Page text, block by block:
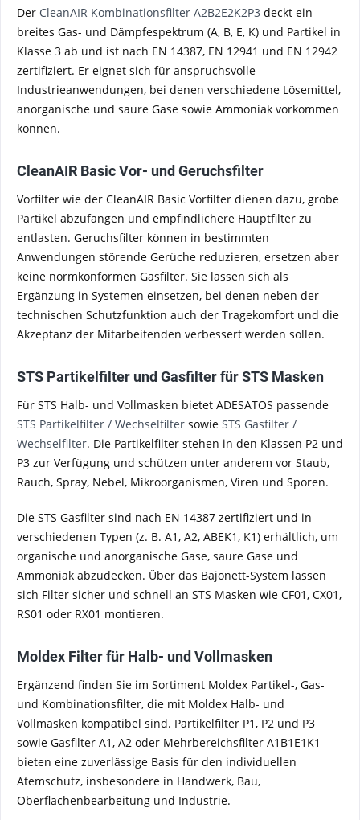
Der CleanAIR Kombinationsfilter A2B2E2K2P3 deckt ein
breites Gas- und Dämpfespektrum (A, B, E, K) und Partikel in
Klasse 3 ab und ist nach EN 14387, EN 12941 und EN 12942
zertifiziert. Er eignet sich für anspruchsvolle
Industrieanwendungen, bei denen verschiedene Lösemittel,
anorganische und saure Gase sowie Ammoniak vorkommen
können.
CleanAIR Basic Vor- und Geruchsfilter
Vorfilter wie der CleanAIR Basic Vorfilter dienen dazu, grobe
Partikel abzufangen und empfindlichere Hauptfilter zu
entlasten. Geruchsfilter können in bestimmten
Anwendungen störende Gerüche reduzieren, ersetzen aber
keine normkonformen Gasfilter. Sie lassen sich als
Ergänzung in Systemen einsetzen, bei denen neben der
technischen Schutzfunktion auch der Tragekomfort und die
Akzeptanz der Mitarbeitenden verbessert werden sollen.
STS Partikelfilter und Gasfilter für STS Masken
Für STS Halb- und Vollmasken bietet ADESATOS passende
STS Partikelfilter / Wechselfilter sowie STS Gasfilter /
Wechselfilter. Die Partikelfilter stehen in den Klassen P2 und
P3 zur Verfügung und schützen unter anderem vor Staub,
Rauch, Spray, Nebel, Mikroorganismen, Viren und Sporen.
Die STS Gasfilter sind nach EN 14387 zertifiziert und in
verschiedenen Typen (z. B. A1, A2, ABEK1, K1) erhältlich, um
organische und anorganische Gase, saure Gase und
Ammoniak abzudecken. Über das Bajonett-System lassen
sich Filter sicher und schnell an STS Masken wie CF01, CX01,
RS01 oder RX01 montieren.
Moldex Filter für Halb- und Vollmasken
Ergänzend finden Sie im Sortiment Moldex Partikel-, Gas-
und Kombinationsfilter, die mit Moldex Halb- und
Vollmasken kompatibel sind. Partikelfilter P1, P2 und P3
sowie Gasfilter A1, A2 oder Mehrbereichsfilter A1B1E1K1
bieten eine zuverlässige Basis für den individuellen
Atemschutz, insbesondere in Handwerk, Bau,
Oberflächenbearbeitung und Industrie.